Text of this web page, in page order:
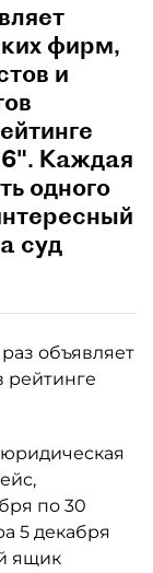
фирм,
и
Каждая
одного
суд
объявляет
рейтинге
по 30
5 декабря
ящик